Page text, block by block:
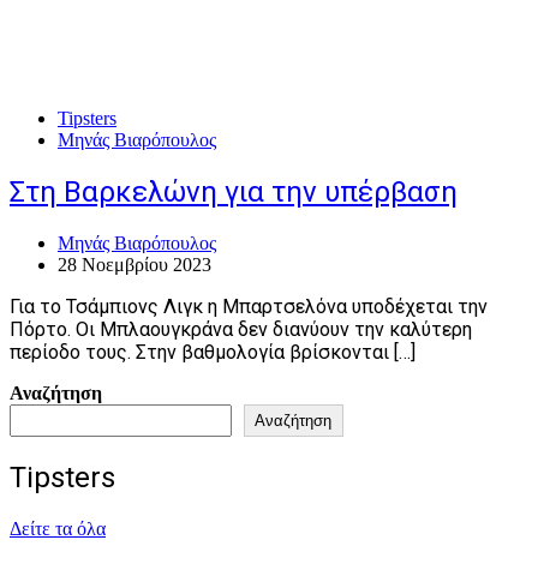
Tipsters
Μηνάς Βιαρόπουλος
Στη Βαρκελώνη για την υπέρβαση
Μηνάς Βιαρόπουλος
28 Νοεμβρίου 2023
Για το Τσάμπιονς Λιγκ η Μπαρτσελόνα υποδέχεται την
Πόρτο. Οι Μπλαουγκράνα δεν διανύουν την καλύτερη
περίοδο τους. Στην βαθμολογία βρίσκονται […]
Αναζήτηση
Αναζήτηση
Tipsters
Δείτε τα όλα